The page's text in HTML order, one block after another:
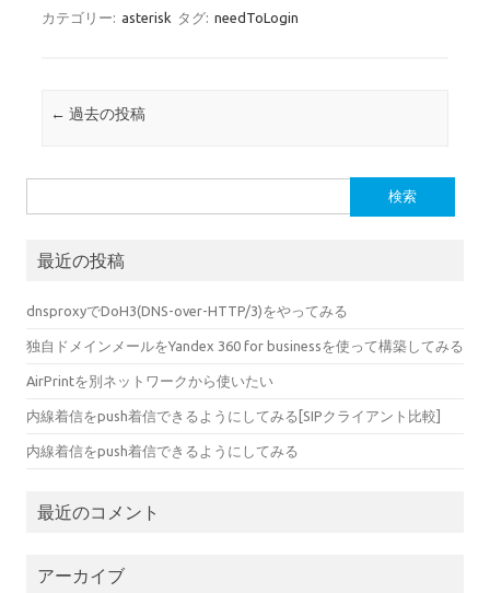
カテゴリー: asterisk タグ: needToLogin
投稿ナビゲーション
← 過去の投稿
索:
最近の投稿
dnsproxyでDoH3(DNS-over-HTTP/3)をやってみる
独自ドメインメールをYandex 360 for businessを使って構築してみる
AirPrintを別ネットワークから使いたい
内線着信をpush着信できるようにしてみる[SIPクライアント比較]
内線着信をpush着信できるようにしてみる
最近のコメント
アーカイブ